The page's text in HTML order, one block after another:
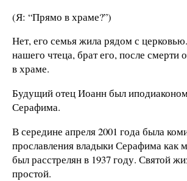
(Я: “Прямо в храме?”)
Нет, его семья жила рядом с
нашего чтеца, брат его, после смерти
в храме.
Будущий отец Иоанн был
Серафима.
В середине апреля 2001 года была
прославления владыки Серафима как
был расстрелян в 1937 году. Святой
простой.